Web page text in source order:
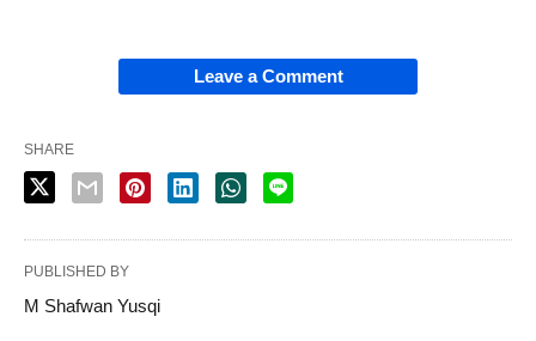
Leave a Comment
SHARE
PUBLISHED BY
M Shafwan Yusqi